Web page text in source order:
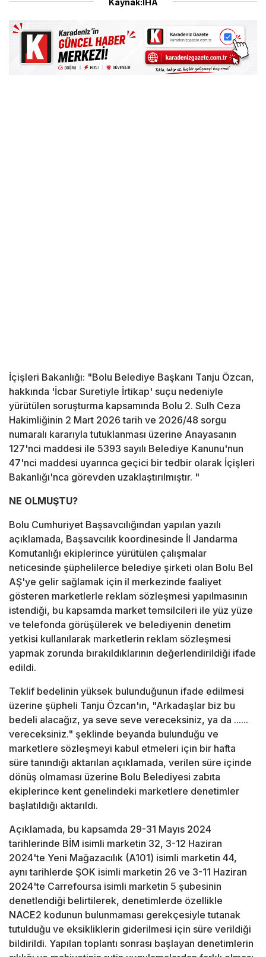
İçişleri Bakanlığı: "Bolu Belediye Başkanı Tanju Özcan,
hakkında 'İcbar Suretiyle İrtikap' suçu nedeniyle
yürütülen soruşturma kapsamında Bolu 2. Sulh Ceza
Hakimliğinin 2 Mart 2026 tarih ve 2026/48 sorgu
numaralı kararıyla tutuklanması üzerine Anayasanın
127'nci maddesi ile 5393 sayılı Belediye Kanunu'nun
47'nci maddesi uyarınca geçici bir tedbir olarak İçişleri
Bakanlığı'nca görevden uzaklaştırılmıştır. "
NE OLMUŞTU?
Bolu Cumhuriyet Başsavcılığından yapılan yazılı
açıklamada, Başsavcılık koordinesinde İl Jandarma
Komutanlığı ekiplerince yürütülen çalışmalar
neticesinde şüphelilerce belediye şirketi olan Bolu Bel
AŞ'ye gelir sağlamak için il merkezinde faaliyet
gösteren marketlerle reklam sözleşmesi yapılmasının
istendiği, bu kapsamda market temsilcileri ile yüz yüze
ve telefonda görüşülerek ve belediyenin denetim
yetkisi kullanılarak marketlerin reklam sözleşmesi
yapmak zorunda bırakıldıklarının değerlendirildiği ifade
edildi.
Teklif bedelinin yüksek bulunduğunun ifade edilmesi
üzerine şüpheli Tanju Özcan'ın, "Arkadaşlar biz bu
bedeli alacağız, ya seve seve vereceksiniz, ya da ......
vereceksiniz." şeklinde beyanda bulunduğu ve
marketlere sözleşmeyi kabul etmeleri için bir hafta
süre tanındığı aktarılan açıklamada, verilen süre içinde
dönüş olmaması üzerine Bolu Belediyesi zabıta
ekiplerince kent genelindeki marketlere denetimler
başlatıldığı aktarıldı.
Açıklamada, bu kapsamda 29-31 Mayıs 2024
tarihlerinde BİM isimli marketin 32, 3-12 Haziran
2024'te Yeni Mağazacılık (A101) isimli marketin 44,
aynı tarihlerde ŞOK isimli marketin 26 ve 3-11 Haziran
2024'te Carrefoursa isimli marketin 5 şubesinin
denetlendiği belirtilerek, denetimlerde özellikle
NACE2 kodunun bulunmaması gerekçesiyle tutanak
tutulduğu ve eksikliklerin giderilmesi için süre verildiği
bildirildi. Yapılan toplantı sonrası başlayan denetimlerin